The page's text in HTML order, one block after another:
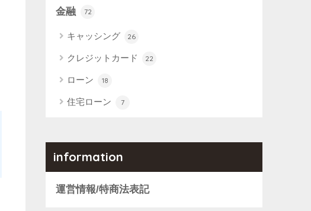
金融 72
キャッシング 26
クレジットカード 22
ローン 18
住宅ローン 7
information
運営情報/特商法表記